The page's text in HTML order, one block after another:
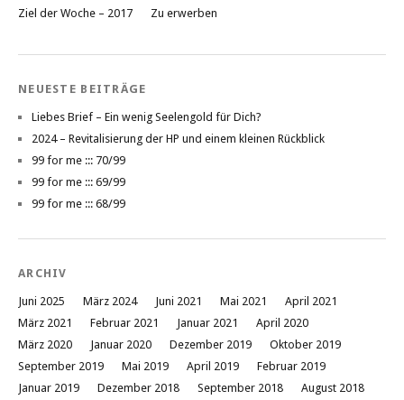
Ziel der Woche – 2017
Zu erwerben
NEUESTE BEITRÄGE
Liebes Brief – Ein wenig Seelengold für Dich?
2024 – Revitalisierung der HP und einem kleinen Rückblick
99 for me ::: 70/99
99 for me ::: 69/99
99 for me ::: 68/99
ARCHIV
Juni 2025 März 2024 Juni 2021 Mai 2021
April 2021
März 2021
Februar 2021 Januar 2021
April 2020
März 2020
Januar 2020 Dezember 2019
Oktober 2019
September 2019
Mai 2019 April 2019
Februar 2019
Januar 2019
Dezember 2018 September 2018
August 2018